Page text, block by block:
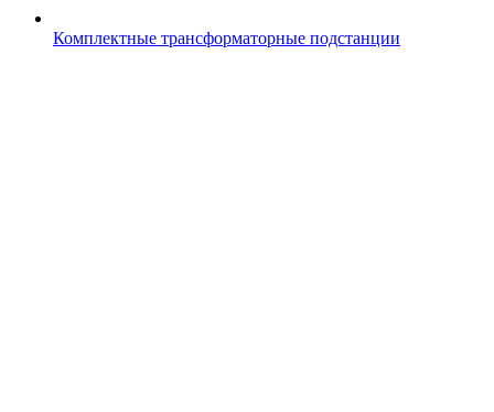
Комплектные трансформаторные подстанции